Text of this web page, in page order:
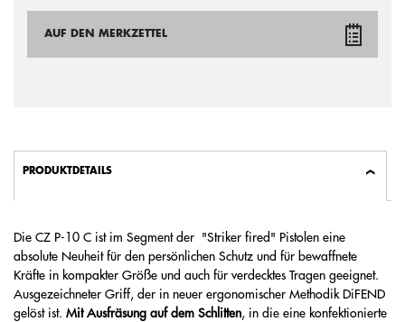
AUF DEN MERKZETTEL
PRODUKTDETAILS
Die CZ P-10 C ist im Segment der "Striker fired" Pistolen eine
absolute Neuheit für den persönlichen Schutz und für bewaffnete
Kräfte in kompakter Größe und auch für verdecktes Tragen geeignet.
Ausgezeichneter Griff, der in neuer ergonomischer Methodik DiFEND
gelöst ist. Mit Ausfräsung auf dem Schlitten, in die eine konfektionierte